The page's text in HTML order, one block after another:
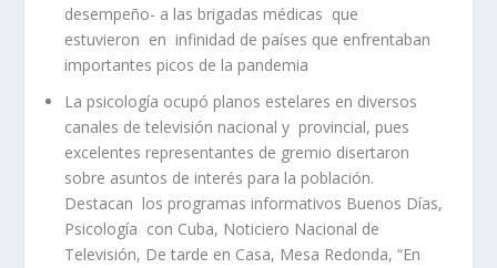
desempeño- a las brigadas médicas que
estuvieron en infinidad de países que enfrentaban
importantes picos de la pandemia
La psicología ocupó planos estelares en diversos
canales de televisión nacional y provincial, pues
excelentes representantes de gremio disertaron
sobre asuntos de interés para la población.
Destacan los programas informativos Buenos Días,
Psicología con Cuba, Noticiero Nacional de
Televisión, De tarde en Casa, Mesa Redonda, “En